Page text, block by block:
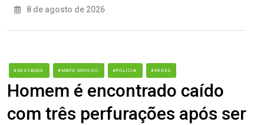
8 de agosto de 2026
#DESTAQUE #MATO GROSSO #POLÍCIA #REDES
Homem é encontrado caído
com três perfurações após ser